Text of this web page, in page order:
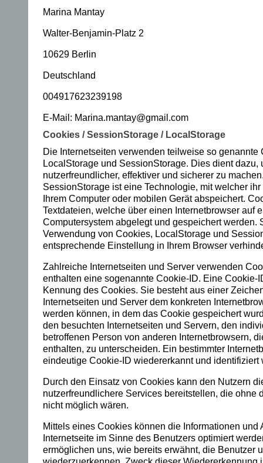
hr
ei
be
ns
er
ut
–
si
e
ve
rb
d
mi
Marina Mantay
Walter-Benjamin-Platz 2
10629 Berlin
Deutschland
004917623239198
E-Mail: Marina.mantay@gmail.com
Cookies / SessionStorage / LocalStorage
Die Internetseiten verwenden teilweise so genannte
LocalStorage und SessionStorage. Dies dient dazu,
nutzerfreundlicher, effektiver und sicherer zu
SessionStorage ist eine Technologie, mit welcher
Ihrem Computer oder mobilen Gerät abspeichert.
Textdateien, welche über einen Internetbrowser auf
Computersystem abgelegt und gespeichert werden.
Verwendung von Cookies, LocalStorage und
entsprechende Einstellung in Ihrem Browser
Zahlreiche Internetseiten und Server verwenden
enthalten eine sogenannte Cookie-ID. Eine Cookie-
Kennung des Cookies. Sie besteht aus einer
Internetseiten und Server dem konkreten
werden können, in dem das Cookie gespeichert
den besuchten Internetseiten und Servern, den
betroffenen Person von anderen Internetbrowsern,
enthalten, zu unterscheiden. Ein bestimmter
eindeutige Cookie-ID wiedererkannt und identifiziert
Durch den Einsatz von Cookies kann den Nutzern
nutzerfreundlichere Services bereitstellen, die ohne
nicht möglich wären.
Mittels eines Cookies können die Informationen und
Internetseite im Sinne des Benutzers optimiert
ermöglichen uns, wie bereits erwähnt, die Benutzer